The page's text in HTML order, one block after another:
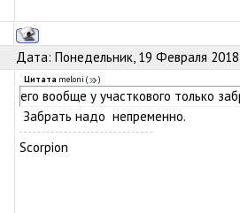
Дата: Понедельник, 19 Февраля
Цитата meloni ( )
его вообще у участкового только
Забрать надо непременно.
Scorpion